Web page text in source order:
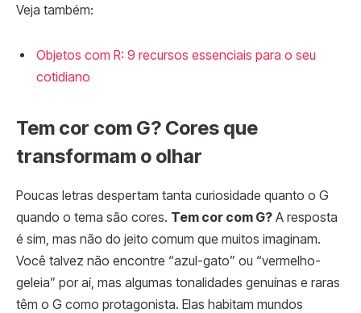
Veja também:
Objetos com R: 9 recursos essenciais para o seu
cotidiano
Tem cor com G? Cores que
transformam o olhar
Poucas letras despertam tanta curiosidade quanto o G
quando o tema são cores. Tem cor com G? A resposta
é sim, mas não do jeito comum que muitos imaginam.
Você talvez não encontre “azul-gato” ou “vermelho-
geleia” por aí, mas algumas tonalidades genuínas e raras
têm o G como protagonista. Elas habitam mundos